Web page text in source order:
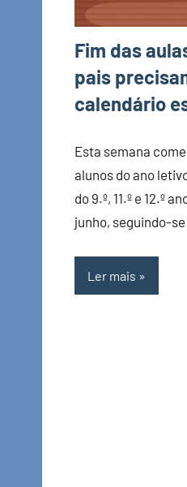
Fim das
pais
calendário
Esta semana
alunos do ano
do 9.º, 11.º e 12.º
junho, seguindo-se
Ler mais